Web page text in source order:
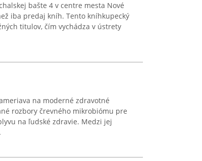
bašte 4 v centre mesta Nové
iba predaj kníh. Tento kníhkupecký
titulov, čím vychádza v ústrety
na moderné zdravotné
rozbory črevného mikrobiómu pre
na ľudské zdravie. Medzi jej